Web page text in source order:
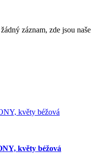
záznam, zde jsou naše
květy béžová